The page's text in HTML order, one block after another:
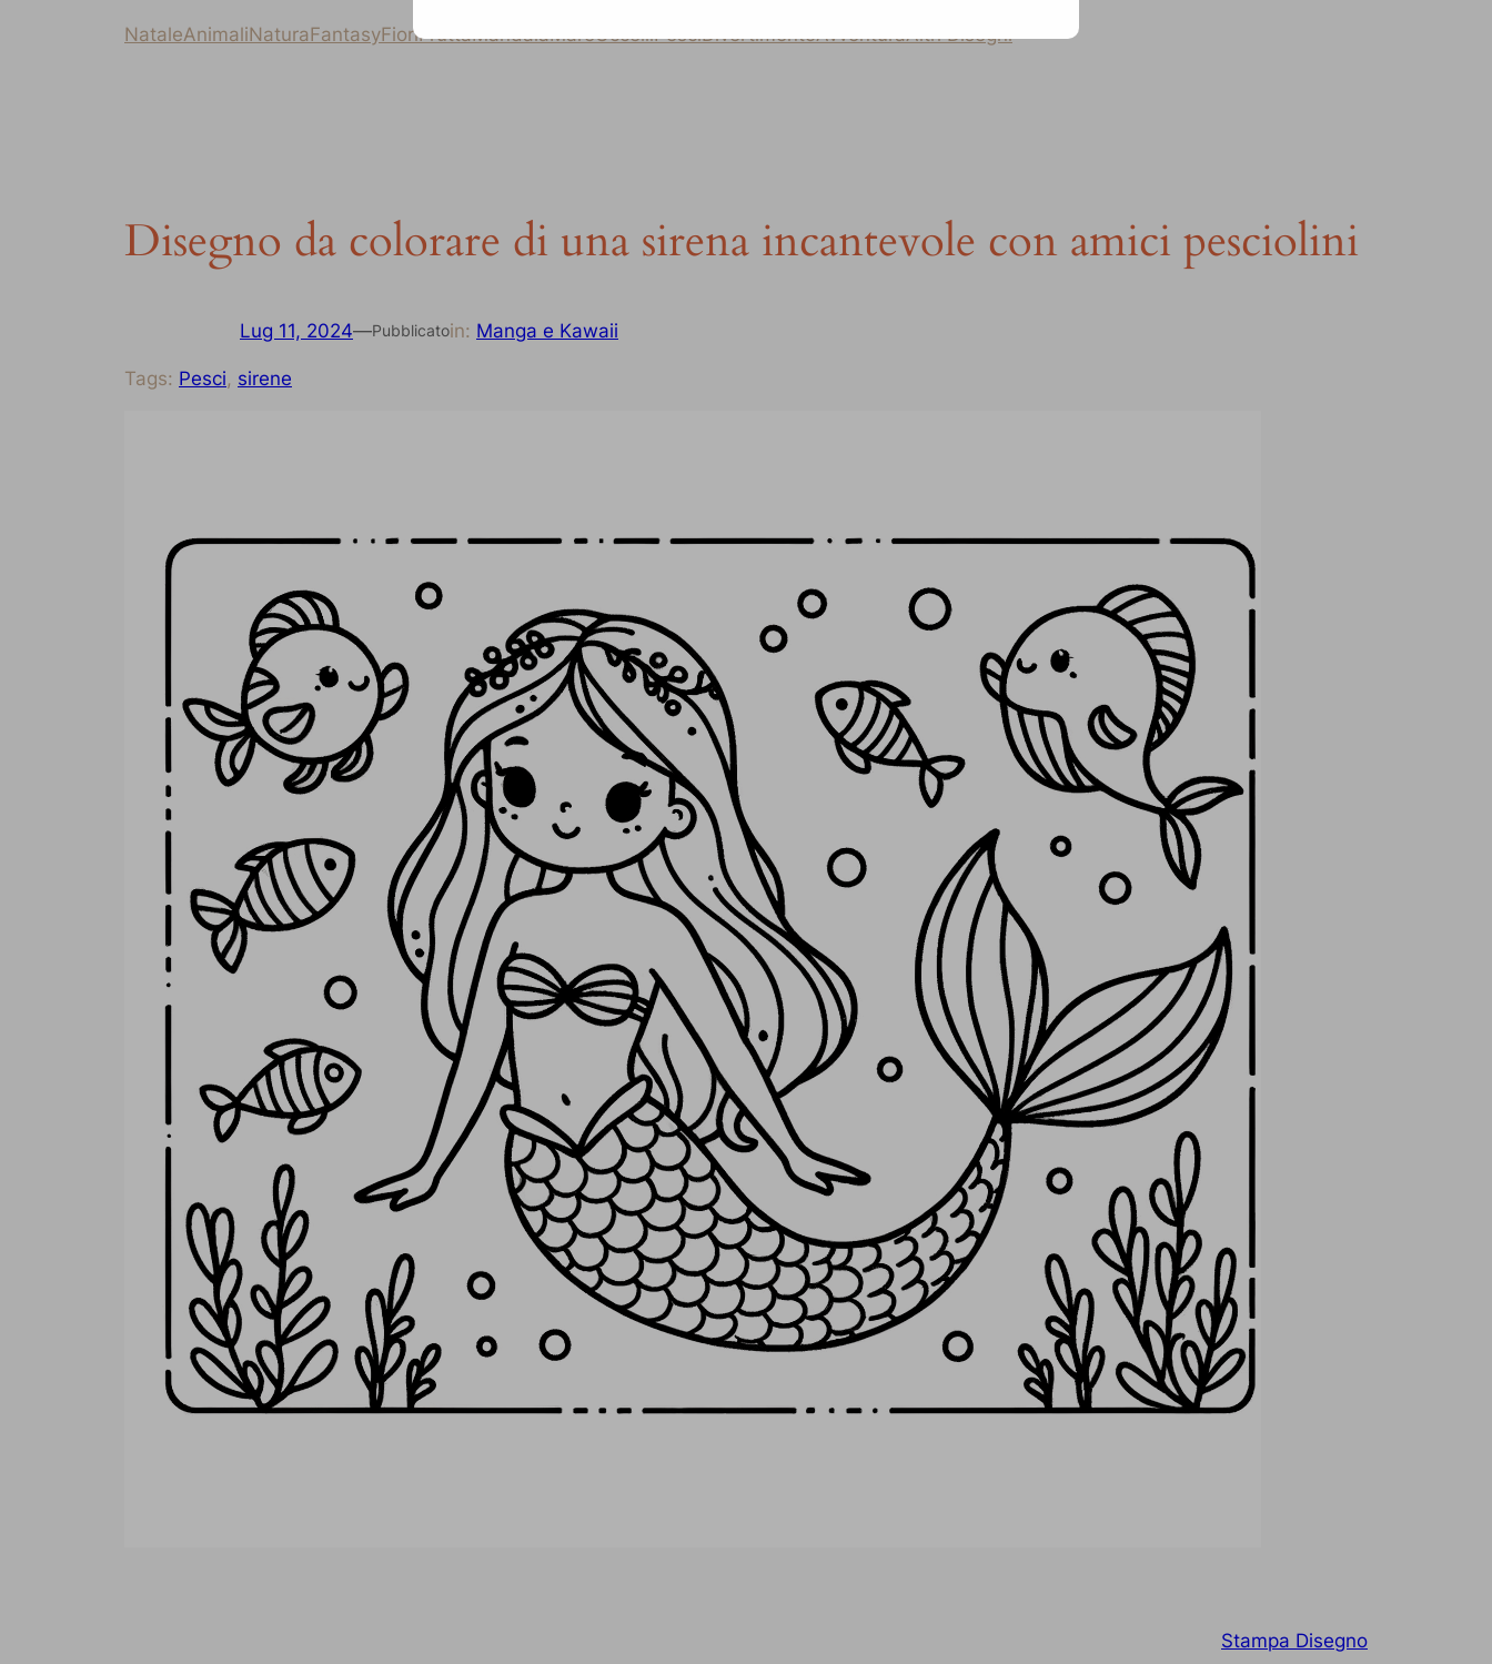
NataleAnimaliNaturaFantasyFioriFruttaMandalaMareUccelliPesciDivertimentoAvventuraAltri Disegni
Disegno da colorare di una sirena incantevole con amici pesciolini
Lug 11, 2024—Pubblicatoin: Manga e Kawaii
Tags: Pesci, sirene
Stampa Disegno